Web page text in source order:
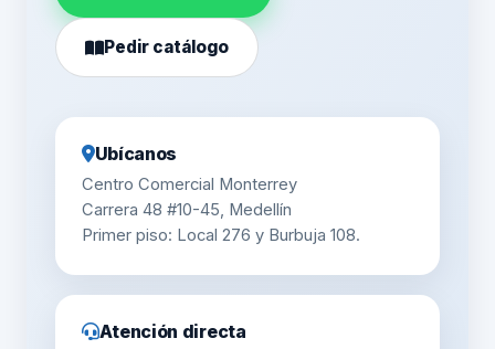
Pedir catálogo
Ubícanos
Centro Comercial Monterrey
Carrera 48 #10-45, Medellín
Primer piso: Local 276 y Burbuja 108.
Atención directa